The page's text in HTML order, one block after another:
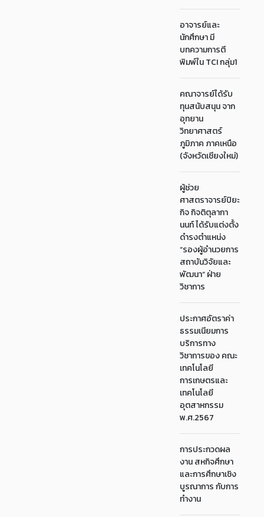
อาจารย์และ
นักศึกษา มี
บทความการตี
พิมพ์ใน TCI กลุ่ม1
คณาจารย์ได้รับ
ทุนสนับสนุน จาก
อุทยาน
วิทยาศาสตร์
ภูมิภาค ภาคเหนือ
(จังหวัดเชียงใหม่)
ผู้ช่วย
ศาสตราจารย์ปิยะ
กิจ กิจติตุลากา
นนท์ ได้รับแต่งตั้ง
ดำรงตำแหน่ง
“รองผู้อำนวยการ
สถาบันวิจัยและ
พัฒนา“ ฝ่าย
วิชาการ
ประกาศอัตราค่า
ธรรมเนียมการ
บริการทาง
วิชาการของ คณะ
เทคโนโลยี
การเกษตรและ
เทคโนโลยี
อุตสาหกรรม
พ.ศ.2567
การประกวดผล
งาน สหกิจศึกษา
และการศึกษาเชิง
บูรณาการ กับการ
ทำงาน